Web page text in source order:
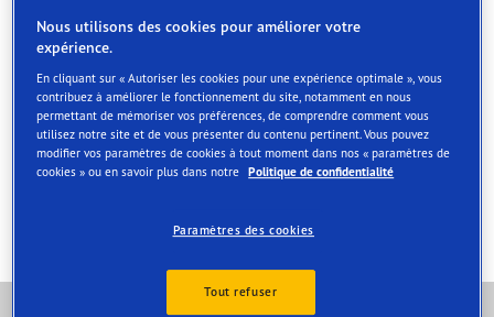
Services disponibles en ligne et en magasin
Contact Services Offres au centre Vulco
Nous utilisons des cookies pour améliorer votre
expérience.
En cliquant sur « Autoriser les cookies pour une expérience optimale », vous
contribuez à améliorer le fonctionnement du site, notamment en nous
permettant de mémoriser vos préférences, de comprendre comment vous
utilisez notre site et de vous présenter du contenu pertinent. Vous pouvez
modifier vos paramètres de cookies à tout moment dans nos « paramètres de
cookies » ou en savoir plus dans notre Politique de confidentialité
Paramètres des cookies
Tout refuser